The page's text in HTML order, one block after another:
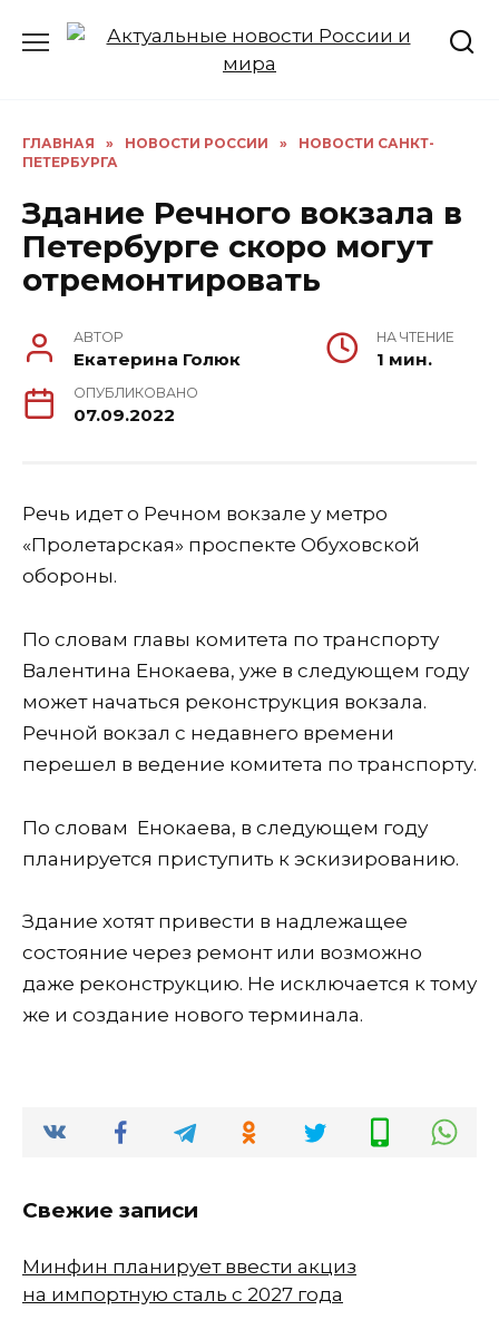
ГЛАВНАЯ » НОВОСТИ РОССИИ »
НОВОСТИ САНКТ-
ПЕТЕРБУРГА
Здание Речного вокзала в
Петербурге скоро могут
отремонтировать
АВТОР
Екатерина Голюк
НА ЧТЕНИЕ
1 мин.
ОПУБЛИКОВАНО
07.09.2022
Речь идет о Речном вокзале у метро
«Пролетарская» проспекте Обуховской
обороны.
По словам главы комитета по транспорту
Валентина Енокаева, уже в следующем году
может начаться реконструкция вокзала.
Речной вокзал с недавнего времени
перешел в ведение комитета по транспорту.
По словам Енокаева, в следующем году
планируется приступить к эскизированию.
Здание хотят привести в надлежащее
состояние через ремонт или возможно
даже реконструкцию. Не исключается к тому
же и создание нового терминала.
Свежие записи
Минфин планирует ввести акциз
на импортную сталь с 2027 года